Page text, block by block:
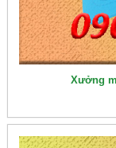
Xưởng